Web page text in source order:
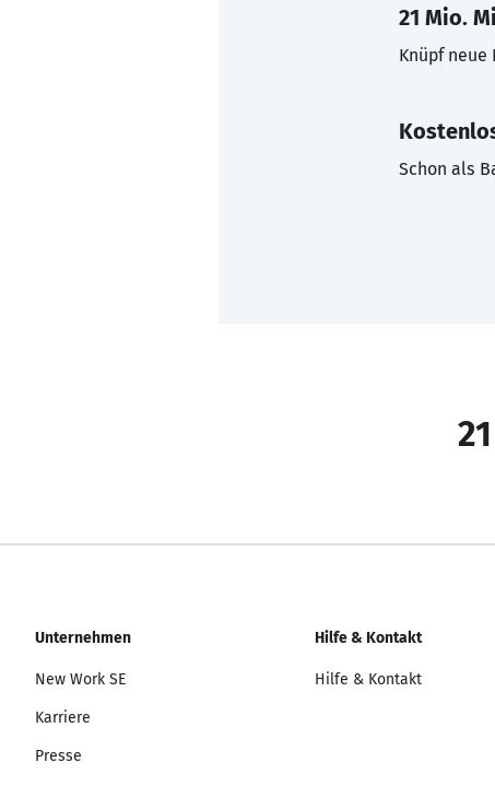
21 Mio.
Knüpf
Schon als
Unternehmen
New Work SE
Karriere
Presse
Hilfe & Kontakt
Hilfe & Kontakt